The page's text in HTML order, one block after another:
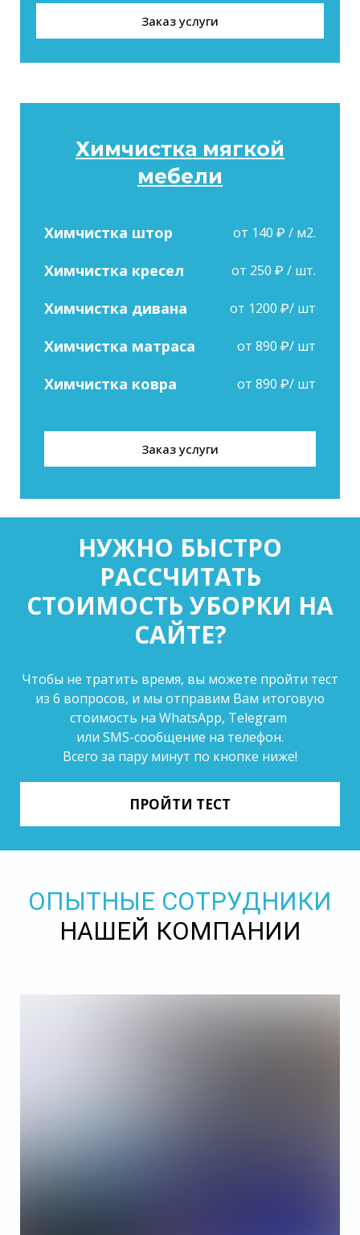
Заказ услуги
Химчистка мягкой
мебели
Химчистка штор от 140 ₽ / м2.
Химчистка кресел от 250 ₽ / шт.
Химчистка дивана от 1200 ₽/ шт
Химчистка матраса от 890 ₽/ шт
Химчистка ковра от 890 ₽/ шт
Заказ услуги
НУЖНО БЫСТРО
РАССЧИТАТЬ
СТОИМОСТЬ УБОРКИ НА
САЙТЕ?
Чтобы не тратить время, вы можете пройти тест
из 6 вопросов, и мы отправим Вам итоговую
стоимость на WhatsApp, Telegram
или SMS-сообщение на телефон.
Всего за пару минут по кнопке ниже!
ПРОЙТИ ТЕСТ
ОПЫТНЫЕ СОТРУДНИКИ
НАШЕЙ КОМПАНИИ